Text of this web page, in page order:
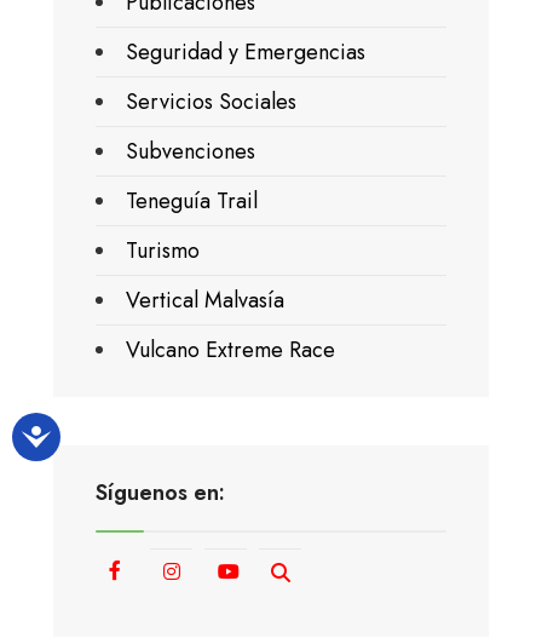
Seguridad y Emergencias
Servicios Sociales
Subvenciones
Teneguía Trail
Turismo
Vertical Malvasía
Vulcano Extreme Race
Síguenos en: